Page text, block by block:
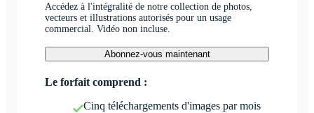
Accédez à l'intégralité de notre collection de photos,
vecteurs et illustrations autorisés pour un usage
commercial. Vidéo non incluse.
Abonnez-vous maintenant
Le forfait comprend :
Cinq téléchargements d'images par mois